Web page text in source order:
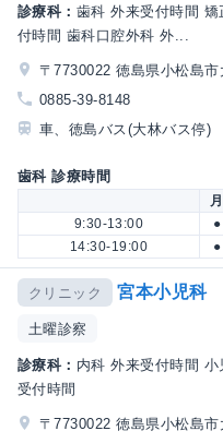
診療科： 歯科 外来受付時間
付時間 歯科口腔外科 外...
〒7730022 徳島県小松島市
0885-39-8148
車、徳島バス(大林バス停)
歯科 診療時間
月
9:30-13:00
●
14:30-19:00
●
クリニック 宮本小児科
土曜診察
診療科： 内科 外来受付時間
受付時間
〒7730022 徳島県小松島